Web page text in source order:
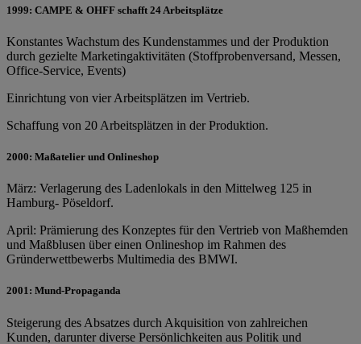
1999: CAMPE & OHFF schafft 24 Arbeitsplätze
Konstantes Wachstum des Kundenstammes und der Produktion
durch gezielte Marketingaktivitäten (Stoffprobenversand, Messen,
Office-Service, Events)
Einrichtung von vier Arbeitsplätzen im Vertrieb.
Schaffung von 20 Arbeitsplätzen in der Produktion.
2000: Maßatelier und Onlineshop
März: Verlagerung des Ladenlokals in den Mittelweg 125 in
Hamburg- Pöseldorf.
April: Prämierung des Konzeptes für den Vertrieb von Maßhemden
und Maßblusen über einen Onlineshop im Rahmen des
Gründerwettbewerbs Multimedia des BMWI.
2001: Mund-Propaganda
Steigerung des Absatzes durch Akquisition von zahlreichen
Kunden, darunter diverse Persönlichkeiten aus Politik und